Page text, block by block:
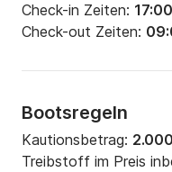
Check-in Zeiten: 17:00
Check-out Zeiten:
Bootsregeln
Kautionsbetrag:
Treibstoff im Preis